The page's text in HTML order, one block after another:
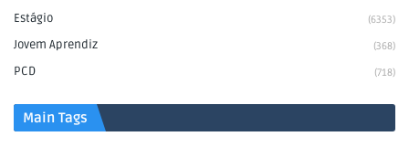
Estágio (6353)
Jovem Aprendiz (368)
PCD (718)
Main Tags